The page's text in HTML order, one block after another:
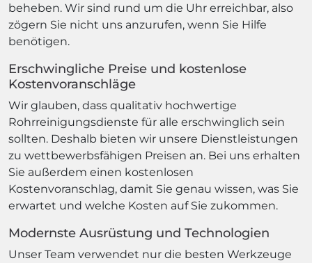
beheben. Wir sind rund um die Uhr erreichbar, also
zögern Sie nicht uns anzurufen, wenn Sie Hilfe
benötigen.
Erschwingliche Preise und kostenlose
Kostenvoranschläge
Wir glauben, dass qualitativ hochwertige
Rohrreinigungsdienste für alle erschwinglich sein
sollten. Deshalb bieten wir unsere Dienstleistungen
zu wettbewerbsfähigen Preisen an. Bei uns erhalten
Sie außerdem einen kostenlosen
Kostenvoranschlag, damit Sie genau wissen, was Sie
erwartet und welche Kosten auf Sie zukommen.
Modernste Ausrüstung und Technologien
Unser Team verwendet nur die besten Werkzeuge